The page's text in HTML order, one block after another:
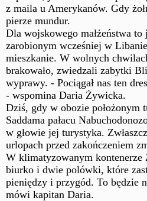
z maila u Amerykanów. Gdy
pierze mundur.
Dla wojskowego małżeństwa
zarobionym wcześniej w
mieszkanie. W wolnych
brakowało, zwiedzali zabytki
wyprawy. - Pociągał nas ten
- wspomina Daria Żywicka.
Dziś, gdy w obozie położonym
Saddama pałacu
w głowie jej turystyka.
urlopach przed zakończeniem
W klimatyzowanym
biurko i dwie polówki, które
pieniędzy i przygód. To będzie
mówi kapitan Daria.